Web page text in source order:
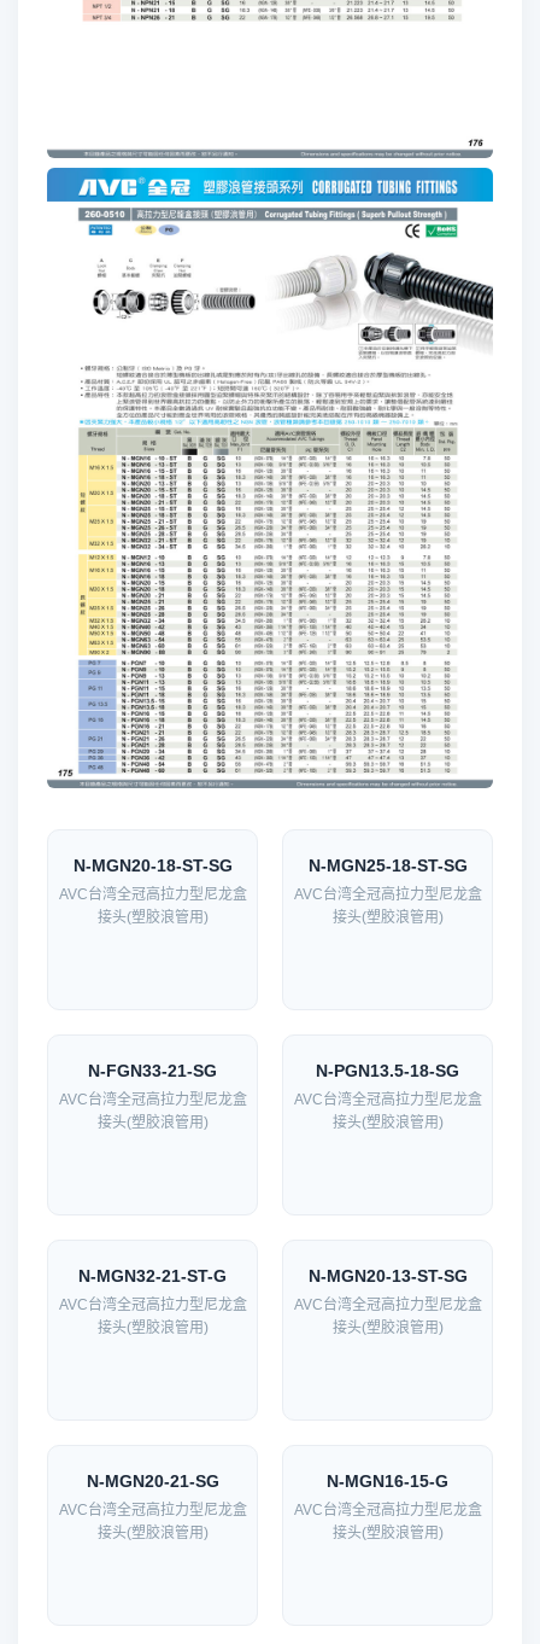
N-MGN20-18-ST-SG
AVC台湾全冠高拉力型尼龙盒
接头(塑胶浪管用)
N-MGN25-18-ST-SG
AVC台湾全冠高拉力型尼龙盒
接头(塑胶浪管用)
N-FGN33-21-SG
AVC台湾全冠高拉力型尼龙盒
接头(塑胶浪管用)
N-PGN13.5-18-SG
AVC台湾全冠高拉力型尼龙盒
接头(塑胶浪管用)
N-MGN32-21-ST-G
AVC台湾全冠高拉力型尼龙盒
接头(塑胶浪管用)
N-MGN20-13-ST-SG
AVC台湾全冠高拉力型尼龙盒
接头(塑胶浪管用)
N-MGN20-21-SG
AVC台湾全冠高拉力型尼龙盒
接头(塑胶浪管用)
N-MGN16-15-G
AVC台湾全冠高拉力型尼龙盒
接头(塑胶浪管用)